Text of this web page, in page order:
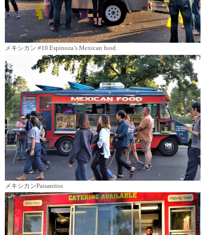
メキシカン #10 Espinoza’s Mexican food
メキシカンPaisanitos